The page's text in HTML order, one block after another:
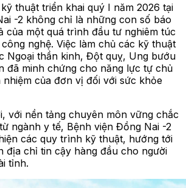
thuật triển khai quý I năm 2026 tại
-2 không chỉ là những con số báo
của một quá trình đầu tư nghiêm túc
nghệ. Việc làm chủ các kỹ thuật
Ngoại thần kinh, Đột quỵ, Ung bướu
đã minh chứng cho năng lực tự chủ
của đơn vị đối với sức khỏe
với nền tảng chuyên môn vững chắc
ngành y tế, Bệnh viện Đồng Nai -2
các quy trình kỹ thuật, hướng tới
địa chỉ tin cậy hàng đầu cho người
tỉnh.